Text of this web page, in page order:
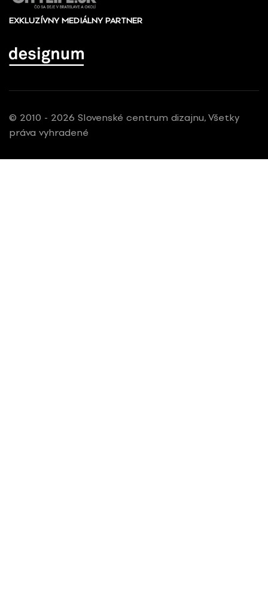
EXKLUZÍVNY MEDIÁLNY PARTNER
© 2010 - 2026 Slovenské centrum dizajnu, Všetky
práva vyhradené